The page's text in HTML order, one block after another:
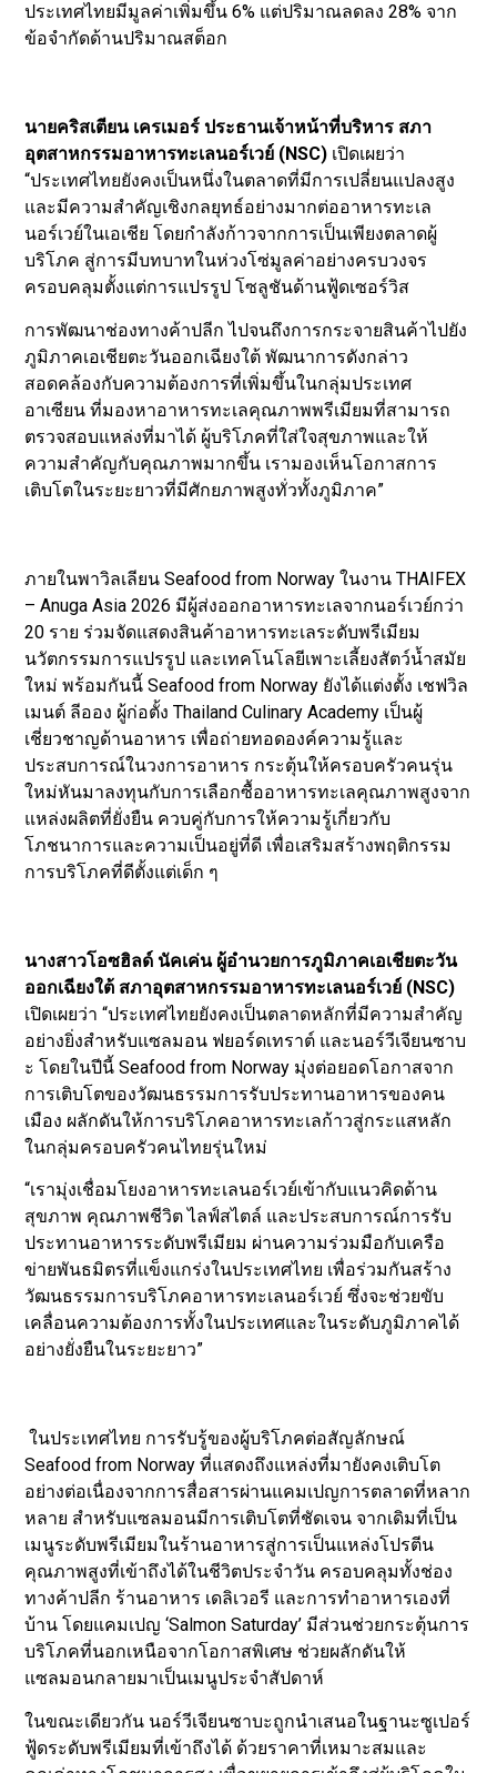
ประเทศไทยมีมูลค่าเพิ่มขึ้น 6% แต่ปริมาณลดลง 28% จาก
ข้อจำกัดด้านปริมาณสต็อก
นายคริสเตียน เครเมอร์ ประธานเจ้าหน้าที่บริหาร สภา
อุตสาหกรรมอาหารทะเลนอร์เวย์ (NSC) เปิดเผยว่า
“ประเทศไทยยังคงเป็นหนึ่งในตลาดที่มีการเปลี่ยนแปลงสูง
และมีความสำคัญเชิงกลยุทธ์อย่างมากต่ออาหารทะเล
นอร์เวย์ในเอเชีย โดยกำลังก้าวจากการเป็นเพียงตลาดผู้
บริโภค สู่การมีบทบาทในห่วงโซ่มูลค่าอย่างครบวงจร
ครอบคลุมตั้งแต่การแปรรูป โซลูชันด้านฟู้ดเซอร์วิส
การพัฒนาช่องทางค้าปลีก ไปจนถึงการกระจายสินค้าไปยัง
ภูมิภาคเอเชียตะวันออกเฉียงใต้ พัฒนาการดังกล่าว
สอดคล้องกับความต้องการที่เพิ่มขึ้นในกลุ่มประเทศ
อาเซียน ที่มองหาอาหารทะเลคุณภาพพรีเมียมที่สามารถ
ตรวจสอบแหล่งที่มาได้ ผู้บริโภคที่ใส่ใจสุขภาพและให้
ความสำคัญกับคุณภาพมากขึ้น เรามองเห็นโอกาสการ
เติบโตในระยะยาวที่มีศักยภาพสูงทั่วทั้งภูมิภาค”
ภายในพาวิลเลียน Seafood from Norway ในงาน THAIFEX
– Anuga Asia 2026 มีผู้ส่งออกอาหารทะเลจากนอร์เวย์กว่า
20 ราย ร่วมจัดแสดงสินค้าอาหารทะเลระดับพรีเมียม
นวัตกรรมการแปรรูป และเทคโนโลยีเพาะเลี้ยงสัตว์น้ำสมัย
ใหม่ พร้อมกันนี้ Seafood from Norway ยังได้แต่งตั้ง เชฟวิล
เมนต์ ลีออง ผู้ก่อตั้ง Thailand Culinary Academy เป็นผู้
เชี่ยวชาญด้านอาหาร เพื่อถ่ายทอดองค์ความรู้และ
ประสบการณ์ในวงการอาหาร กระตุ้นให้ครอบครัวคนรุ่น
ใหม่หันมาลงทุนกับการเลือกซื้ออาหารทะเลคุณภาพสูงจาก
แหล่งผลิตที่ยั่งยืน ควบคู่กับการให้ความรู้เกี่ยวกับ
โภชนาการและความเป็นอยู่ที่ดี เพื่อเสริมสร้างพฤติกรรม
การบริโภคที่ดีตั้งแต่เด็ก ๆ
นางสาวโอซฮิลด์ นัคเค่น ผู้อำนวยการภูมิภาคเอเชียตะวัน
ออกเฉียงใต้ สภาอุตสาหกรรมอาหารทะเลนอร์เวย์ (NSC)
เปิดเผยว่า “ประเทศไทยยังคงเป็นตลาดหลักที่มีความสำคัญ
อย่างยิ่งสำหรับแซลมอน ฟยอร์ดเทราต์ และนอร์วีเจียนซาบ
ะ โดยในปีนี้ Seafood from Norway มุ่งต่อยอดโอกาสจาก
การเติบโตของวัฒนธรรมการรับประทานอาหารของคน
เมือง ผลักดันให้การบริโภคอาหารทะเลก้าวสู่กระแสหลัก
ในกลุ่มครอบครัวคนไทยรุ่นใหม่
“เรามุ่งเชื่อมโยงอาหารทะเลนอร์เวย์เข้ากับแนวคิดด้าน
สุขภาพ คุณภาพชีวิต ไลฟ์สไตล์ และประสบการณ์การรับ
ประทานอาหารระดับพรีเมียม ผ่านความร่วมมือกับเครือ
ข่ายพันธมิตรที่แข็งแกร่งในประเทศไทย เพื่อร่วมกันสร้าง
วัฒนธรรมการบริโภคอาหารทะเลนอร์เวย์ ซึ่งจะช่วยขับ
เคลื่อนความต้องการทั้งในประเทศและในระดับภูมิภาคได้
อย่างยั่งยืนในระยะยาว”
ในประเทศไทย การรับรู้ของผู้บริโภคต่อสัญลักษณ์
Seafood from Norway ที่แสดงถึงแหล่งที่มายังคงเติบโต
อย่างต่อเนื่องจากการสื่อสารผ่านแคมเปญการตลาดที่หลาก
หลาย สำหรับแซลมอนมีการเติบโตที่ชัดเจน จากเดิมที่เป็น
เมนูระดับพรีเมียมในร้านอาหารสู่การเป็นแหล่งโปรตีน
คุณภาพสูงที่เข้าถึงได้ในชีวิตประจำวัน ครอบคลุมทั้งช่อง
ทางค้าปลีก ร้านอาหาร เดลิเวอรี และการทำอาหารเองที่
บ้าน โดยแคมเปญ ‘Salmon Saturday’ มีส่วนช่วยกระตุ้นการ
บริโภคที่นอกเหนือจากโอกาสพิเศษ ช่วยผลักดันให้
แซลมอนกลายมาเป็นเมนูประจำสัปดาห์
ในขณะเดียวกัน นอร์วีเจียนซาบะถูกนำเสนอในฐานะซูเปอร์
ฟู้ดระดับพรีเมียมที่เข้าถึงได้ ด้วยราคาที่เหมาะสมและ